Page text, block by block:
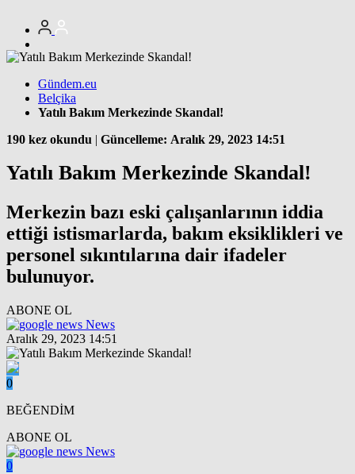
Gündem.eu
Belçika
Yatılı Bakım Merkezinde Skandal!
190 kez okundu | Güncelleme: Aralık 29, 2023 14:51
Yatılı Bakım Merkezinde Skandal!
Merkezin bazı eski çalışanlarının iddia
ettiği istismarlarda, bakım eksiklikleri ve
personel sıkıntılarına dair ifadeler
bulunuyor.
ABONE OL
News
Aralık 29, 2023 14:51
0
BEĞENDİM
ABONE OL
News
0